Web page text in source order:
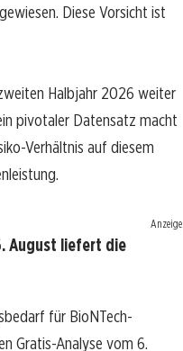
Diese Vorsicht ist
Halbjahr 2026 weiter
pivotaler Datensatz macht
Verhältnis auf diesem
Anzeige
August liefert die
für BioNTech-
Gratis-Analyse vom 6.